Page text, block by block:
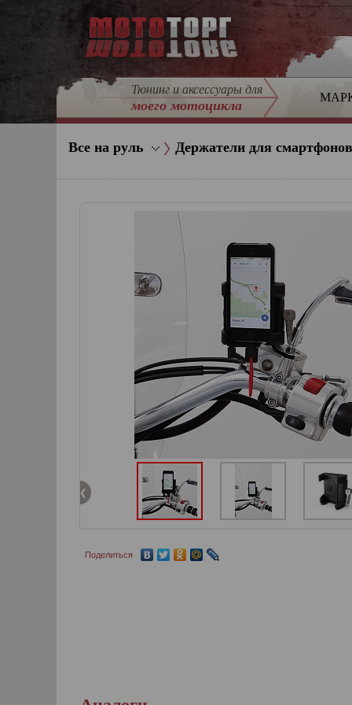
Тюнинг и аксессуары для
моего мотоцикла
Все на руль Держатели для смартфонов
Поделиться